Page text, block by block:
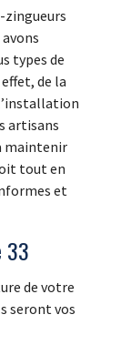
zingueurs
types de
de la
artisans
maintenir
tout en
et
33
de votre
seront vos